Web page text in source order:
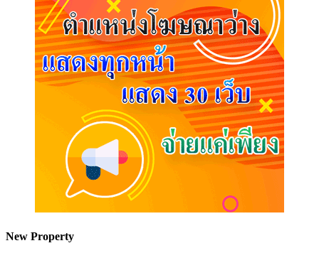
New Property